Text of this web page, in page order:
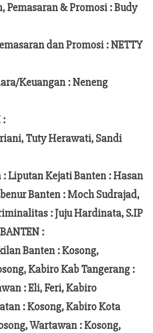
Pemasaran & Promosi :Budy
dan Promosi :NETTY
Keuangan :Neneng
:
Tuty Herawati, Sandi
:Liputan Kejati Banten : Hasan
Banten : MochSudrajad,
:Juju Hardinata, S.IP
:
Banten : Kosong,
Kabiro Kab Tangerang :
:Eli, Feri, Kabiro
: Kosong, Kabiro Kota
Wartawan : Kosong,